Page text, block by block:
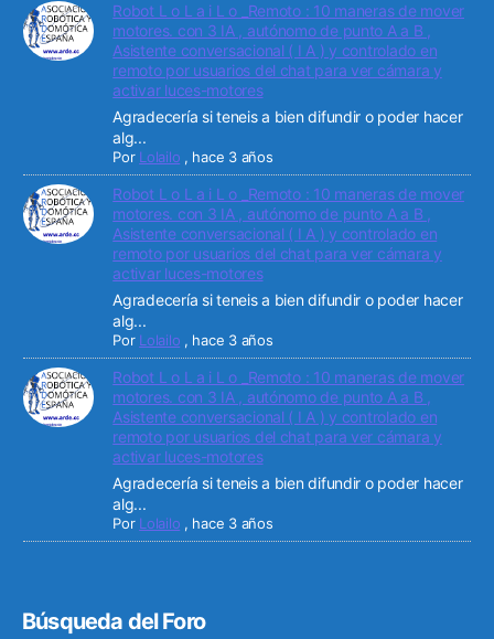
Robot L o L a i L o _Remoto : 10 maneras de mover
motores. con 3 IA , autónomo de punto A a B ,
Asistente conversacional ( I A ) y controlado en
remoto por usuarios del chat para ver cámara y
activar luces-motores
Agradecería si teneis a bien difundir o poder hacer
alg...
Por Lolailo , hace 3 años
Robot L o L a i L o _Remoto : 10 maneras de mover
motores. con 3 IA , autónomo de punto A a B ,
Asistente conversacional ( I A ) y controlado en
remoto por usuarios del chat para ver cámara y
activar luces-motores
Agradecería si teneis a bien difundir o poder hacer
alg...
Por Lolailo , hace 3 años
Robot L o L a i L o _Remoto : 10 maneras de mover
motores. con 3 IA , autónomo de punto A a B ,
Asistente conversacional ( I A ) y controlado en
remoto por usuarios del chat para ver cámara y
activar luces-motores
Agradecería si teneis a bien difundir o poder hacer
alg...
Por Lolailo , hace 3 años
Búsqueda del Foro